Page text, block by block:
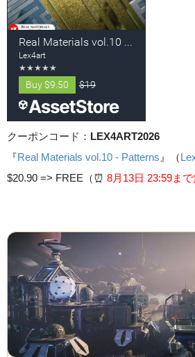
クーポンコード： LEX4ART2026
『Real Materials vol.10 - Patterns 』（
$20.90 => FREE（⏰️ 8月13日 23:59ま